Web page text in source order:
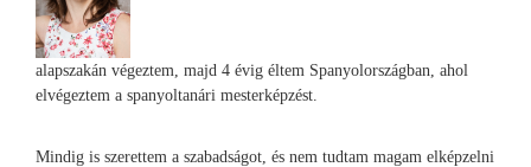
alapszakán végeztem, majd 4 évig éltem Spanyolországban, ahol
elvégeztem a spanyoltanári mesterképzést.
Mindig is szerettem a szabadságot, és nem tudtam magam elképzelni